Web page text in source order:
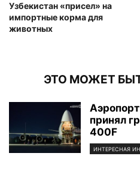
Узбекистан «присел» на
импортные корма для
животных
ЭТО МОЖЕТ
принял
400F
ИНТЕРЕСНАЯ